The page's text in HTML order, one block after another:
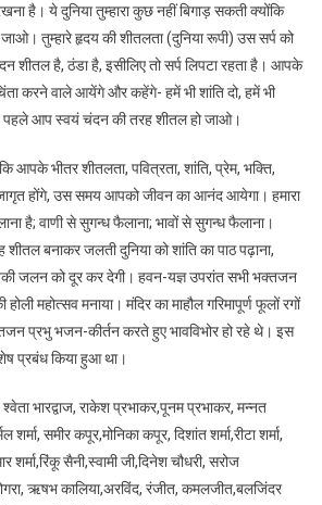
है। ये दुनिया तुम्हारा कुछ नहीं बिगाड़ सकती क्योंकि
तुम्हारे हृदय की शीतलता (दुनिया रूपी) उस सर्प को
शीतल है, ठंडा है, इसीलिए तो सर्प लिपटा रहता है। आपके
करने वाले आयेंगे और कहेंगे- हमें भी शांति दो, हमें भी
पहले आप स्वयं चंदन की तरह शीतल हो जाओ।
आपके भीतर शीतलता, पवित्रता, शांति, प्रेम, भक्ति,
होंगे, उस समय आपको जीवन का आनंद आयेगा। हमारा
है; वाणी से सुगन्ध फैलाना; भावों से सुगन्ध फैलाना।
बनाकर जलती दुनिया को शांति का पाठ पढ़ाना,
जलन को दूर कर देगी। हवन-यज्ञ उपरांत सभी भक्तजन
महोत्सव मनाया। मंदिर का माहौल गरिमापूर्ण फूलों रगों
प्रभु भजन-कीर्तन करते हुए भावविभोर हो रहे थे। इस
प्रबंध किया हुआ था।
भारद्वाज, राकेश प्रभाकर,पूनम प्रभाकर, मन्नत
शर्मा, समीर कपूर,मोनिका कपूर, दिशांत शर्मा,रीटा शर्मा,
शर्मा,रिंकू सैनी,स्वामी जी,दिनेश चौधरी, सरोज
ऋषभ कालिया,अरविंद, रंजीत, कमलजीत,बलजिंदर